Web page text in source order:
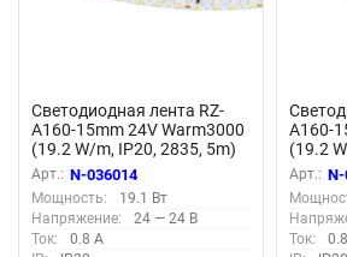
Светодиодная лента RZ-
A160-15mm 24V Warm3000
(19.2 W/m, IP20, 2835, 5m)
(Arlight)
Арт.: N-036014
Мощность:
19.1 Вт
Напряжение:
24 — 24 В
Ток:
0.8 А
A160-
(19.2
Арт.: N-
Ток: